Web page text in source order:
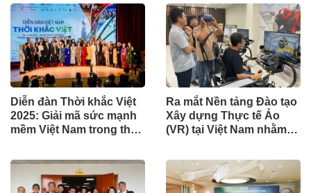
Chase
lớn
Diễn đàn Thời khắc Việt
2025: Giải mã sức mạnh
mềm Việt Nam trong thời
Ra mắt Nền tảng Đào tạo
Xây dựng Thực tế Ảo
(VR) tại Việt Nam nhằm
Nghề nghiệp